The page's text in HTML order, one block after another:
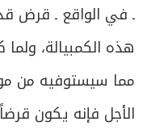
ـ في الواقع ـ قرض
هذه الكمبيالة،
مما سيستوفيه من
الأجل فإنه يكون